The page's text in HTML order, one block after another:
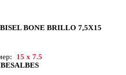
BONE BRILLO 7,5X15
15 x 7.5